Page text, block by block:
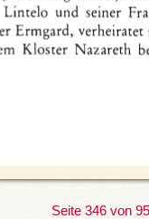
Seite 346 von